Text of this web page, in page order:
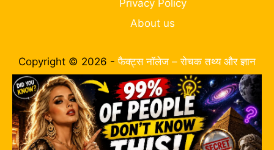
Privacy Policy
About us
Copyright © 2026 -फैक्ट्स नॉलेज – रोचक तथ्य और ज्ञान